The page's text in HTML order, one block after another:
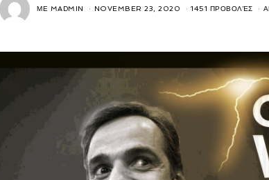
ΜΕ MADMIN NOVEMBER 23, 2020 1451 ΠΡΟΒΟΛΈΣ